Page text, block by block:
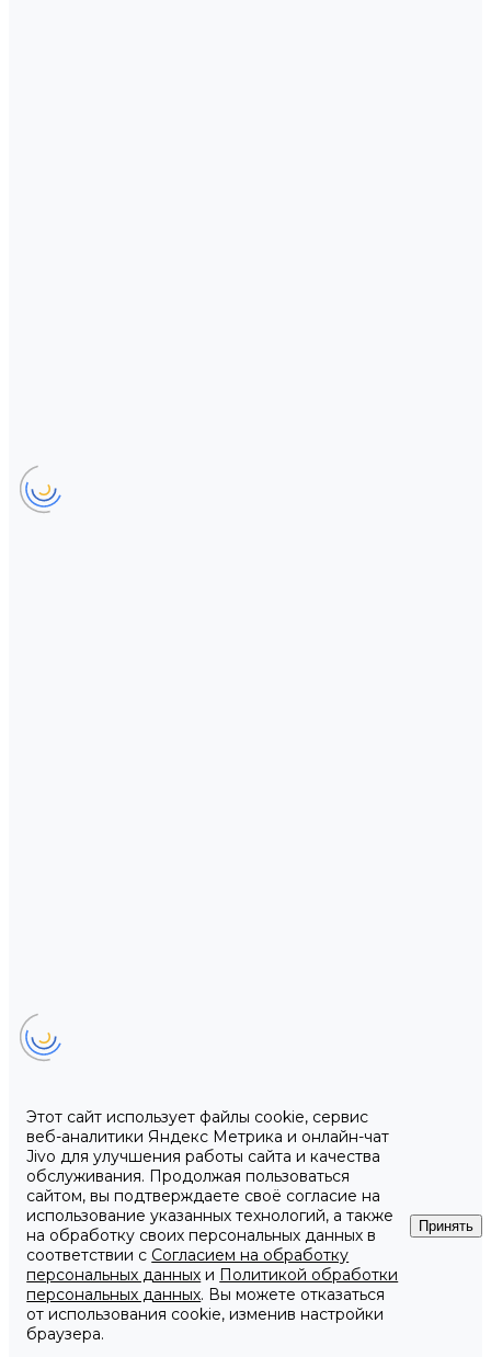
Этот сайт использует файлы cookie, сервис
веб-аналитики Яндекс Метрика и онлайн-чат
Jivo для улучшения работы сайта и качества
обслуживания. Продолжая пользоваться
сайтом, вы подтверждаете своё согласие на
использование указанных технологий, а также
на обработку своих персональных данных в
соответствии с Согласием на обработку
персональных данных и Политикой обработки
персональных данных. Вы можете отказаться
от использования cookie, изменив настройки
браузера.
Принять